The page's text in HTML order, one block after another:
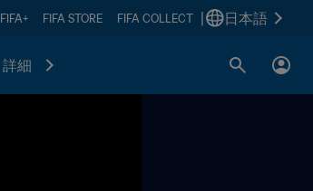
FIFA+ FIFA STORE FIFA COLLECT 日本語
詳細